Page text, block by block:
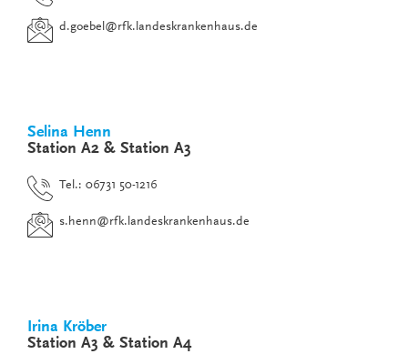
d.goebel@rfk.landeskrankenhaus.de
Selina Henn
Station A2 & Station A3
Tel.: 06731 50-1216
s.henn@rfk.landeskrankenhaus.de
Irina Kröber
Station A3 & Station A4